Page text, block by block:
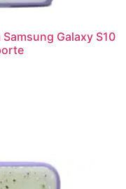
Galaxy S10